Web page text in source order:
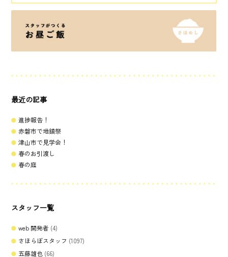
最近の記事
進捗報告！
赤磐市で地鎮祭
津山市で見学会！
春のお引渡し
春の庭
スタッフ一覧
web 開発者 (4)
さほらぼスタッフ (1097)
五藤雄也 (66)